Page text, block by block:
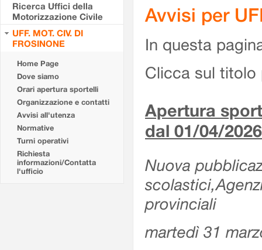
Ricerca Uffici della
Motorizzazione Civile
UFF. MOT. CIV. DI
FROSINONE
Home Page
Dove siamo
Orari apertura sportelli
Organizzazione e contatti
Avvisi all'utenza
Normative
Turni operativi
Richiesta
informazioni/Contatta
l'ufficio
Avvisi per
In questa
Clicca sul titolo
Apertura
dal 01/04/2026
Nuova
provinciali
martedì 31